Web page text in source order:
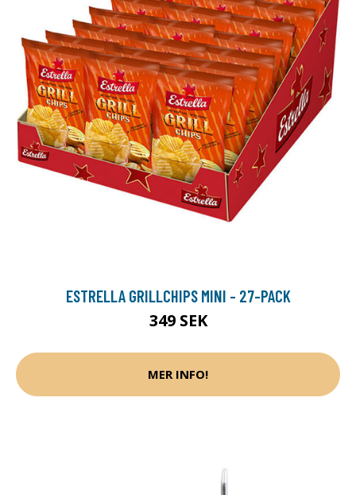
ESTRELLA GRILLCHIPS MINI - 27-PACK
349 SEK
MER INFO!